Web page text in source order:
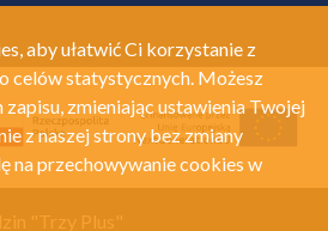
"Trzy Plus"
aby ułatwić Ci korzystanie z
celów statystycznych. Możesz
zapisu, zmieniając ustawienia Twojej
z naszej strony bez zmiany
na przechowywanie cookies w